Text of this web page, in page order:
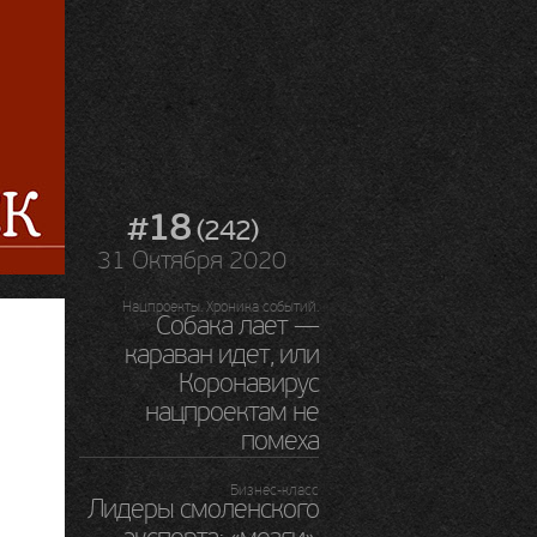
#18(242)
31 Октября 2020
Нацпроекты. Хроника событий.
Собака лает —
караван идет, или
Коронавирус
нацпроектам не
помеха
Бизнес-класс
Лидеры смоленского